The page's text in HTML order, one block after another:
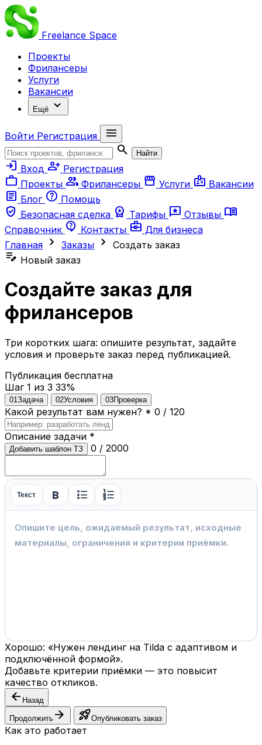
Freelance Space
Проекты
Фрилансеры
Услуги
Вакансии
Ещё expand_more
Войти Регистрация
menu
search
Найти
login Вход person_add Регистрация
work Проекты group Фрилансеры storefront Услуги badge Вакансии
article Блог help Помощь
verified_user Безопасная сделка workspace_premium Тарифы reviews Отзывы menu_book
Справочник contact_support Контакты business_center Для бизнеса
Главная chevron_right Заказы chevron_right Создать заказ
edit_note Новый заказ
Создайте заказ для
фрилансеров
Три коротких шага: опишите результат, задайте
условия и проверьте заказ перед публикацией.
Публикация бесплатна
Шаг 1 из 3 33%
01 Задача 02Условия 03Проверка
Какой результат вам нужен? * 0 / 120
Описание задачи *
Добавить шаблон ТЗ 0 / 2000
Текст format_bold format_list_bulleted format_list_numbered
Хорошо: «Нужен лендинг на Tilda с адаптивом и
подключённой формой».
Добавьте критерии приёмки — это повысит
качество откликов.
arrow_back Назад
Продолжить arrow_forward rocket_launchОпубликовать заказ
Как это работает